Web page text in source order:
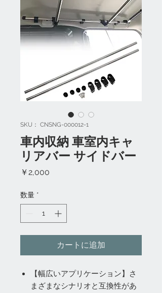
SKU： CNSNG-000012-1
車内収納 車室内キャ
リアバー サイドバー
￥2,000
数量 *
カートに追加
【幅広いアプリケーション】さ
まざまなシナリオと互換性があ